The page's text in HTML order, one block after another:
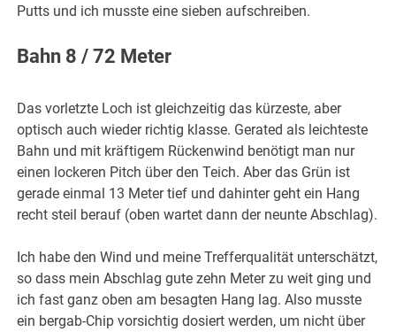
Putts und ich musste eine sieben aufschreiben.
Bahn 8 / 72 Meter
Das vorletzte Loch ist gleichzeitig das kürzeste, aber
optisch auch wieder richtig klasse. Gerated als leichteste
Bahn und mit kräftigem Rückenwind benötigt man nur
einen lockeren Pitch über den Teich. Aber das Grün ist
gerade einmal 13 Meter tief und dahinter geht ein Hang
recht steil berauf (oben wartet dann der neunte Abschlag).
Ich habe den Wind und meine Trefferqualität unterschätzt,
so dass mein Abschlag gute zehn Meter zu weit ging und
ich fast ganz oben am besagten Hang lag. Also musste
ein bergab-Chip vorsichtig dosiert werden, um nicht über